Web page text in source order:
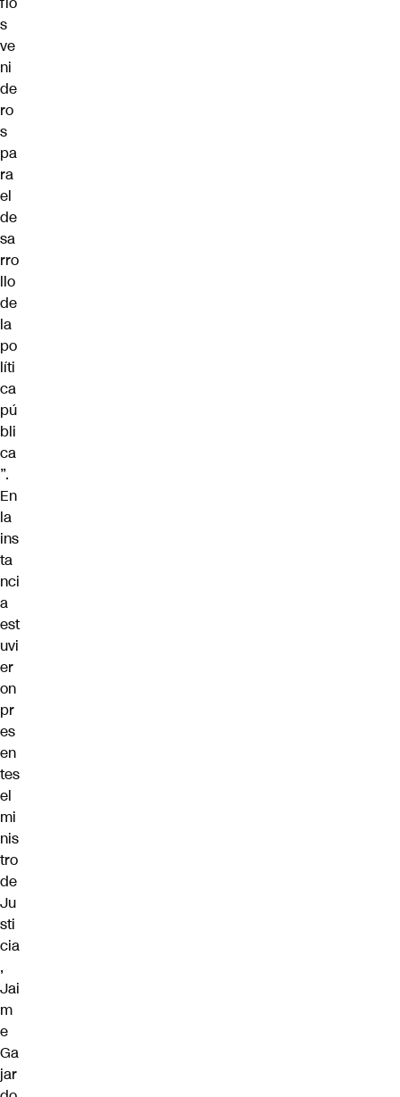
s
ve
ni
de
ro
s
pa
ra
el
de
sa
rro
llo
de
la
po
líti
ca
pú
bli
ca
”.
En
la
ins
ta
nci
a
est
uvi
er
on
pr
es
en
tes
el
mi
nis
tro
de
Ju
sti
cia
,
Jai
m
e
Ga
jar